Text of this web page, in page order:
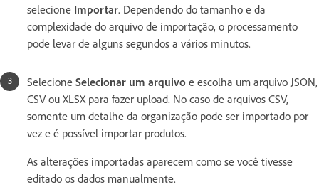
selecione Importar. Dependendo do tamanho e da
complexidade do arquivo de importação, o processamento
pode levar de alguns segundos a vários minutos.
Selecione Selecionar um arquivo e escolha um arquivo JSON,
CSV ou XLSX para fazer upload. No caso de arquivos CSV,
somente um detalhe da organização pode ser importado por
vez e é possível importar produtos.
As alterações importadas aparecem como se você tivesse
editado os dados manualmente.